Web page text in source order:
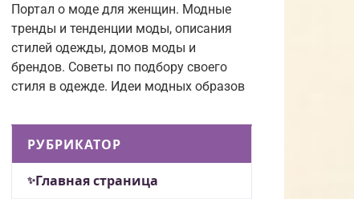
Портал о моде для женщин. Модные
тренды и тенденции моды, описания
стилей одежды, домов моды и
брендов. Советы по подбору своего
стиля в одежде. Идеи модных образов
РУБРИКАТОР
Главная страница